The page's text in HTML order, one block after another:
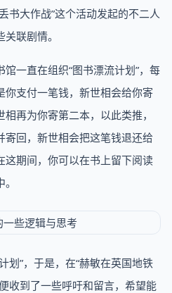
书大作战”这个活动发起的不二人
联剧情。
一直在组织“图书漂流计划”，每
你支付一笔钱，新世相会给你寄
再为你寄第二本，以此类推，
寄回，新世相会把这笔钱退还给
这期间，你可以在书上留下阅读
划”，于是，在“赫敏在英国地铁
收到了一些呼吁和留言，希望能